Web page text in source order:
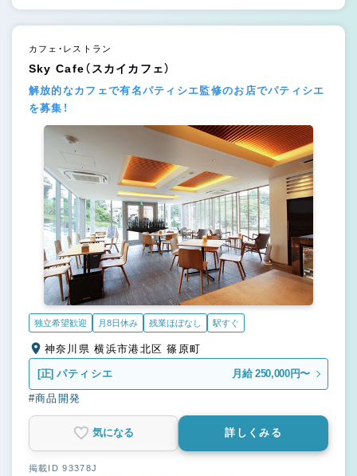
カフェ・レストラン
Sky Cafe（スカイカフェ）
解放的なカフェで有名パティシエ監修のお店でパティシエ
を募集！
独立希望歓迎 月8日休み 残業ほぼなし 駅すぐ
神奈川県 横浜市港北区 篠原町
[正] パティシエ 月給 250,000円〜
#商品開発
気になる 詳しくみる
掲載ID 93378J